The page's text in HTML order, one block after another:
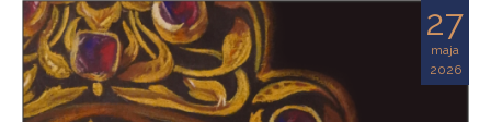
27
maja
2026